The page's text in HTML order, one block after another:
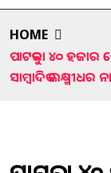
HOME
ପାଟକୁରା ୪୦
ସାମ୍ବାଦିକ ଲକ୍ଷ୍ମୀଧର